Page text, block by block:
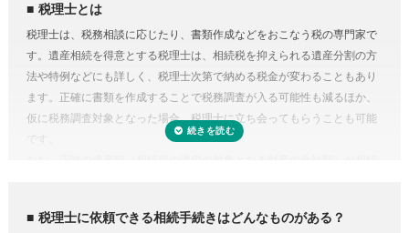
税理士とは
税理士は、税務相談に応じたり、書類作成などをおこなう税の専門家で
す。遺産相続を得意とする税理士は、相続税を抑えられる遺産分割の方
法や特例などにも詳しく、税理士次第で納める税金が変わることもあり
ます。正確に書類を作成することで税務調査が入る可能性も減るほか、
仮に税務調査対象となった場合、税理士に立ち会ってもらうことも可能
です。
税理士に依頼できる相続手続きはどんなものがある？